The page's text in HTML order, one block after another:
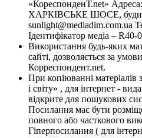
«КореспонденТ.net»
ХАРКІВСЬКЕ ШОСЕ,
sunlight@mediadim.com.ua
Ідентифікатор медіа – R40-
Використання будь-яких
сайті, дозволяється за
Корреспондент.net.
При копіюванні матеріалів
і світу» , для інтернет -
відкрите для пошукових
Посилання має бути
повного або часткового
Гіперпосилання ( для